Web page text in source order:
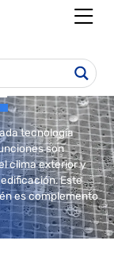
tecnología
son
clima exterior y
Este
es complemento